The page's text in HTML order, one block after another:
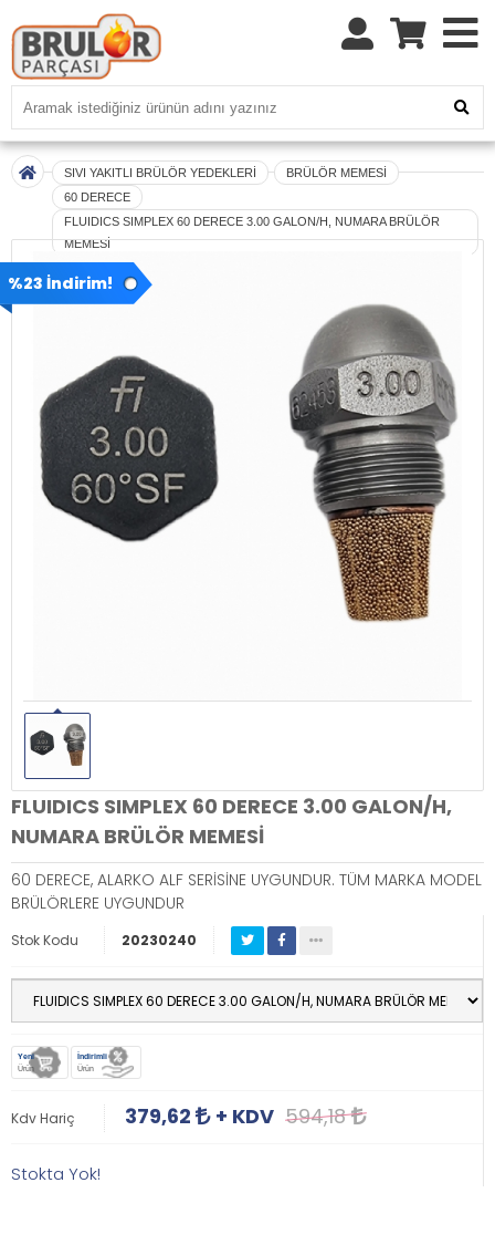
SIVI YAKITLI BRÜLÖR YEDEKLERİ
BRÜLÖR MEMESİ
60 DERECE
FLUIDICS SIMPLEX 60 DERECE 3.00 GALON/H, NUMARA BRÜLÖR
MEMESİ
%23 İndirim!
FLUIDICS SIMPLEX 60 DERECE 3.00 GALON/H,
NUMARA BRÜLÖR MEMESİ
60 DERECE, ALARKO ALF SERİSİNE UYGUNDUR. TÜM MARKA MODEL
BRÜLÖRLERE UYGUNDUR
Stok Kodu 20230240
Yeni
Ürün
İndirimli
Ürün
Kdv Hariç 379,62 + KDV 594,18
Stokta Yok!